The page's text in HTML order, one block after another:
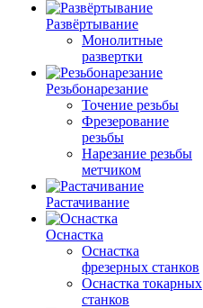
Развёртывание
Монолитные
развертки
Резьбонарезание
Точение резьбы
Фрезерование
резьбы
Нарезание резьбы
метчиком
Растачивание
Оснастка
Оснастка
фрезерных станков
Оснастка токарных
станков